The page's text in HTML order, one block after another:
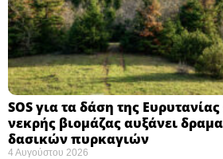
SOS για τα δάση της
νεκρής βιομάζας αυξάνει
δασικών πυρκαγιών
4 Αυγούστου 2026